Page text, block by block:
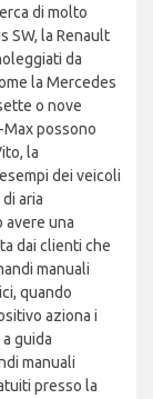
di molto
SW, la Renault
da
la Mercedes
o nove
Max possono
la
dei veicoli
aria
avere una
dai clienti che
manuali
quando
aziona i
guida
manuali
presso la